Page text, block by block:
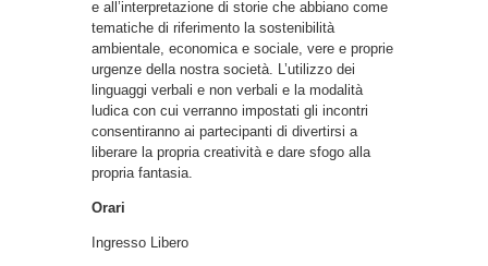
e all’interpretazione di storie che abbiano come
tematiche di riferimento la sostenibilità
ambientale, economica e sociale, vere e proprie
urgenze della nostra società. L’utilizzo dei
linguaggi verbali e non verbali e la modalità
ludica con cui verranno impostati gli incontri
consentiranno ai partecipanti di divertirsi a
liberare la propria creatività e dare sfogo alla
propria fantasia.
Orari
Ingresso Libero